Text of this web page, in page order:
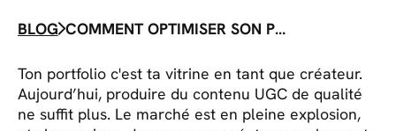
BLOG COMMENT OPTIMISER SON PORTFOLIO UGC
Ton portfolio c'est ta vitrine en tant que créateur.
Aujourd’hui, produire du contenu UGC de qualité
ne suffit plus. Le marché est en pleine explosion,